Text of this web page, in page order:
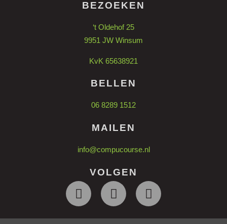
BEZOEKEN
‘t Oldehof 25
9951 JW Winsum
KvK 65638921
BELLEN
06 8289 1512
MAILEN
info@compucourse.nl
VOLGEN